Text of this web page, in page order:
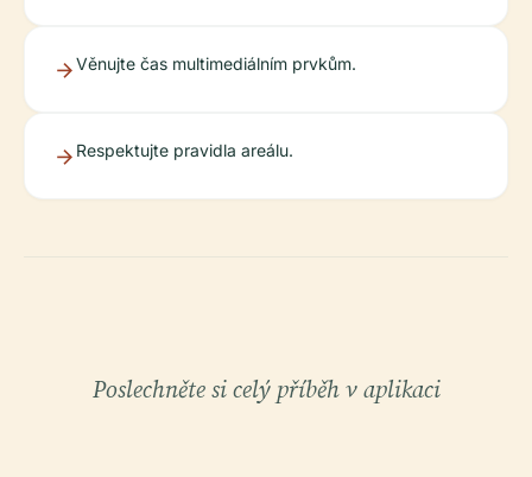
Věnujte čas multimediálním prvkům.
Respektujte pravidla areálu.
Poslechněte si celý příběh v aplikaci